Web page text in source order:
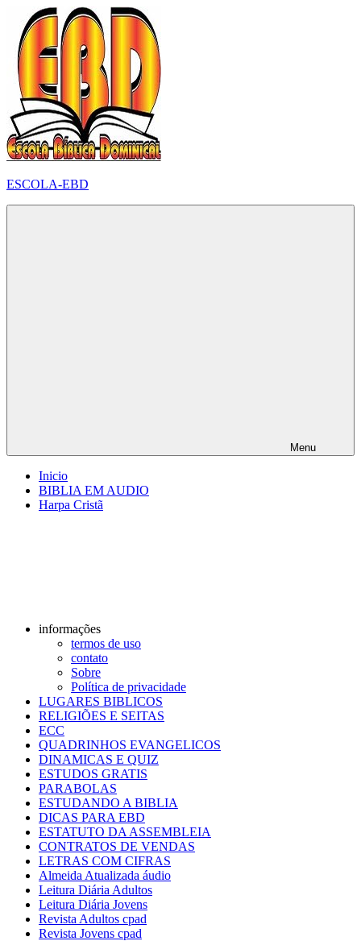
para
conteúdo
ESCOLA-EBD
Menu
Inicio
BIBLIA EM AUDIO
Harpa Cristã
informações
termos de uso
contato
Sobre
Política de privacidade
LUGARES BIBLICOS
RELIGIÕES E SEITAS
ECC
QUADRINHOS EVANGELICOS
DINAMICAS E QUIZ
ESTUDOS GRATIS
PARABOLAS
ESTUDANDO A BIBLIA
DICAS PARA EBD
ESTATUTO DA ASSEMBLEIA
CONTRATOS DE VENDAS
LETRAS COM CIFRAS
Almeida Atualizada áudio
Leitura Diária Adultos
Leitura Diária Jovens
Revista Adultos cpad
Revista Jovens cpad